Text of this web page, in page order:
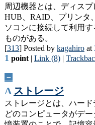
周辺機器とは、ディス
HUB、RAID、プリンタ
ソコンに接続して利用
ものがある。
[313] Posted by kagahiroat
1 point| Link (8)|
－
A ストレージ
ストレージとは、ハー
どのコンピュータがデ